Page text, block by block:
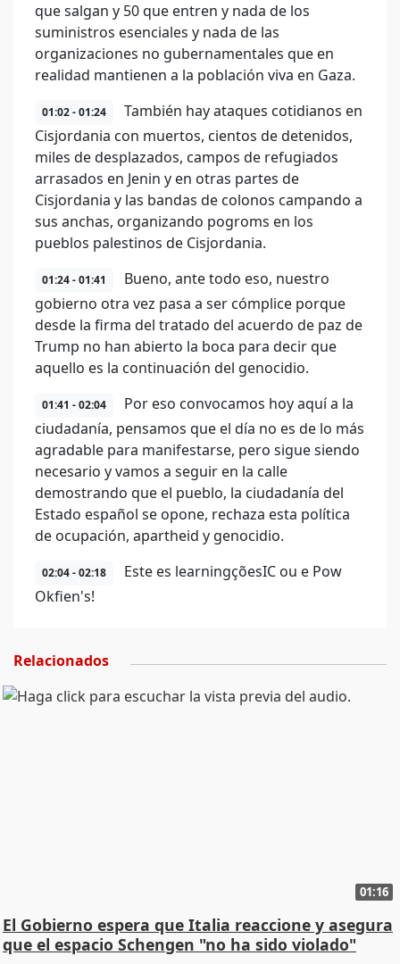
que salgan y 50 que entren y nada de los
suministros esenciales y nada de las
organizaciones no gubernamentales que en
realidad mantienen a la población viva en Gaza.
01:02 - 01:24
También hay ataques cotidianos en
Cisjordania con muertos, cientos de detenidos,
miles de desplazados, campos de refugiados
arrasados en Jenin y en otras partes de
Cisjordania y las bandas de colonos campando a
sus anchas, organizando pogroms en los
pueblos palestinos de Cisjordania.
01:24 - 01:41
Bueno, ante todo eso, nuestro
gobierno otra vez pasa a ser cómplice porque
desde la firma del tratado del acuerdo de paz de
Trump no han abierto la boca para decir que
aquello es la continuación del genocidio.
01:41 - 02:04
Por eso convocamos hoy aquí a la
ciudadanía, pensamos que el día no es de lo más
agradable para manifestarse, pero sigue siendo
necesario y vamos a seguir en la calle
demostrando que el pueblo, la ciudadanía del
Estado español se opone, rechaza esta política
de ocupación, apartheid y genocidio.
02:04 - 02:18
Este es learningçõesIC ou e Pow
Okfien's!
Relacionados
01:16
El Gobierno espera que Italia reaccione y asegura
que el espacio Schengen "no ha sido violado"